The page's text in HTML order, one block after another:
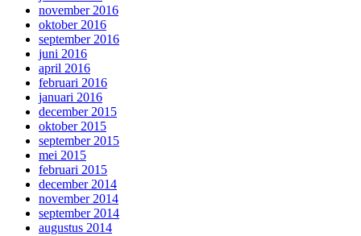
november 2016
oktober 2016
september 2016
juni 2016
april 2016
februari 2016
januari 2016
december 2015
oktober 2015
september 2015
mei 2015
februari 2015
december 2014
november 2014
september 2014
augustus 2014